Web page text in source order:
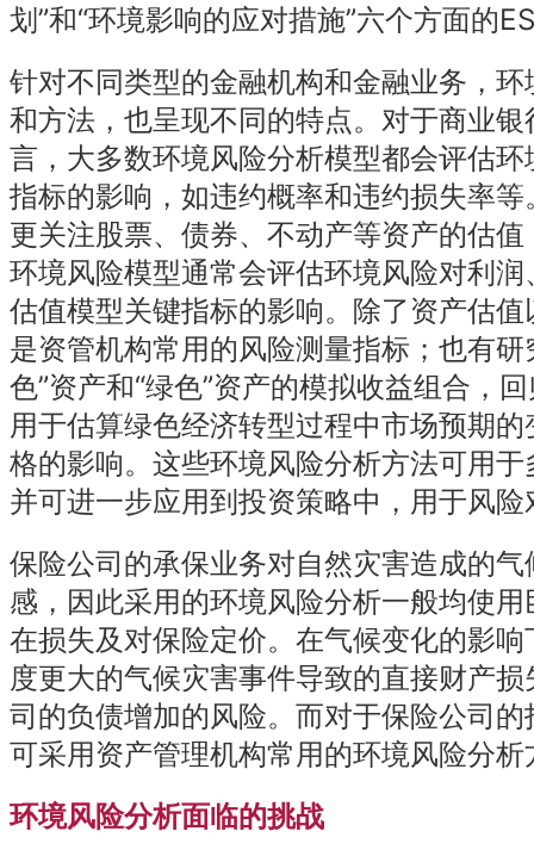
划”和“环境影响的应对措施”六个方面的
针对不同类型的金融机构和金融业务，
和方法，也呈现不同的特点。对于商业
言，大多数环境风险分析模型都会评估
指标的影响，如违约概率和违约损失率
更关注股票、债券、不动产等资产的估
环境风险模型通常会评估环境风险对利
估值模型关键指标的影响。除了资产估
是资管机构常用的风险测量指标；也有研
色”资产和“绿色”资产的模拟收益组合，
用于估算绿色经济转型过程中市场预期
格的影响。这些环境风险分析方法可用
并可进一步应用到投资策略中，用于风险
保险公司的承保业务对自然灾害造成的
感，因此采用的环境风险分析一般均使
在损失及对保险定价。在气候变化的影
度更大的气候灾害事件导致的直接财产
司的负债增加的风险。而对于保险公司
可采用资产管理机构常用的环境风险分析
环境风险分析面临的挑战